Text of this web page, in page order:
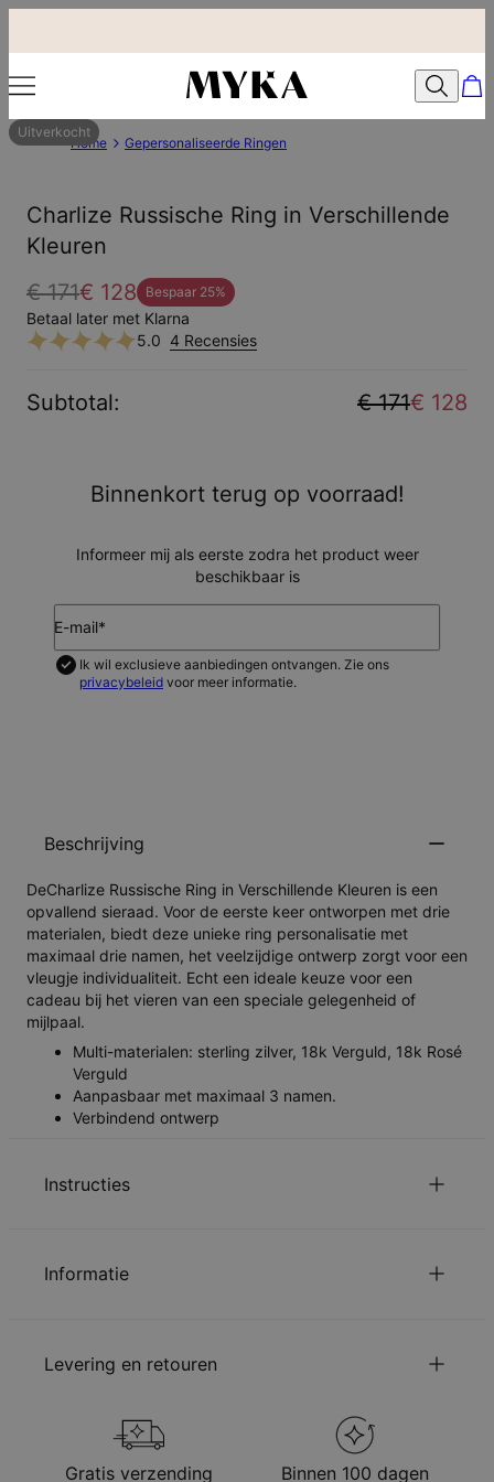
Uitverkocht
Home Gepersonaliseerde Ringen
Charlize Russische Ring in Verschillende
Kleuren
€ 171€ 128 Bespaar 25%
Betaal later met Klarna
5.0 4 Recensies
Subtotal: € 171€ 128
Binnenkort terug op voorraad!
Informeer mij als eerste zodra het product weer
beschikbaar is
E-mail*
Ik wil exclusieve aanbiedingen ontvangen. Zie ons
privacybeleid voor meer informatie.
Beschrijving
DeCharlize Russische Ring in Verschillende Kleuren is een
opvallend sieraad. Voor de eerste keer ontworpen met drie
materialen, biedt deze unieke ring personalisatie met
maximaal drie namen, het veelzijdige ontwerp zorgt voor een
vleugje individualiteit. Echt een ideale keuze voor een
cadeau bij het vieren van een speciale gelegenheid of
mijlpaal.
Multi-materialen: sterling zilver, 18k Verguld, 18k Rosé
Verguld
Aanpasbaar met maximaal 3 namen.
Verbindend ontwerp
Instructies
Gelieveons te mailen met uw vragen of opmerkingen.
Informatie
Materiaal
0.925
Hypoallergeen
Levering en retouren
Geschatte leveringsdatum
Gratis verzending
Binnen 100 dagen